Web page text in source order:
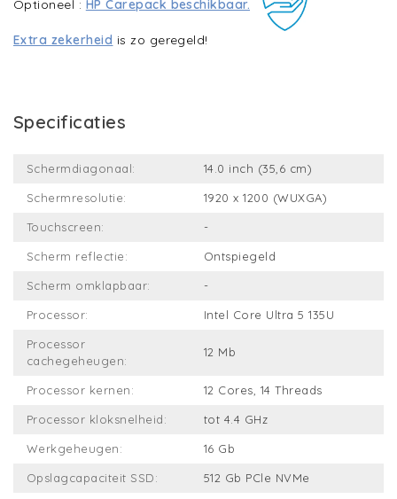
Optioneel : HP Carepack beschikbaar.
Extra zekerheid is zo geregeld!
Specificaties
Schermdiagonaal: 14.0 inch (35,6 cm)
Schermresolutie: 1920 x 1200 (WUXGA)
Touchscreen: -
Scherm reflectie: Ontspiegeld
Scherm omklapbaar: -
Processor: Intel Core Ultra 5 135U
Processor
cachegeheugen:
12 Mb
Processor kernen: 12 Cores, 14 Threads
Processor kloksnelheid: tot 4.4 GHz
Werkgeheugen: 16 Gb
Opslagcapaciteit SSD: 512 Gb PCle NVMe